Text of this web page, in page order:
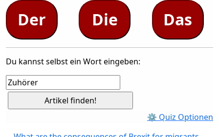
Der Die Das
Du kannst selbst ein Wort eingeben:
⚙ Quiz Optionen